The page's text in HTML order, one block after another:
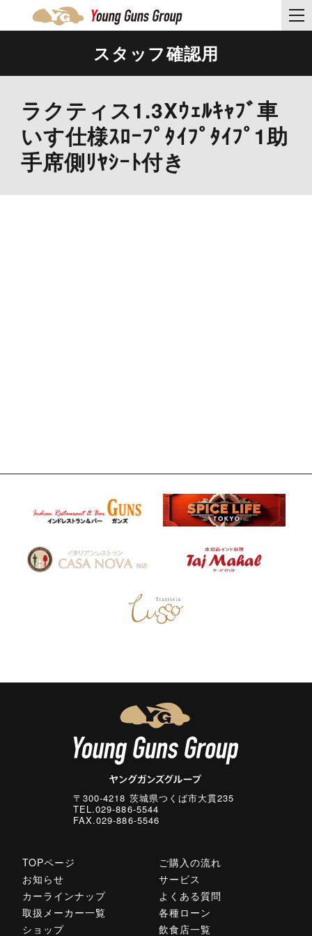
スタッフ確認用
ラクティス1.3Xｳｪﾙｷｬﾌﾞ車
いす仕様ｽﾛｰﾌﾟﾀｲﾌﾟﾀｲﾌﾟ1助
手席側ﾘﾔｼｰﾄ付き
〒300-4218 茨城県つくば市大貫235
TEL.029-886-5544
FAX.029-886-5546
TOPページ
お知らせ
カーラインナップ
取扱メーカー一覧
ショップ
ご購入の流れ
サービス
よくある質問
各種ローン
飲食店一覧